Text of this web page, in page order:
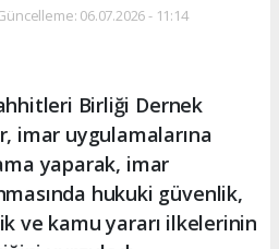
06.07.2026 - 11:14
Birliği Dernek
imar uygulamalarına
yaparak, imar
hukuki güvenlik,
ve kamu yararı ilkelerinin